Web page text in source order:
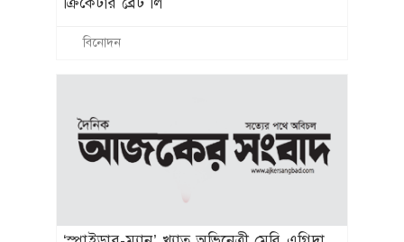
মুগ্ধ শ্রোতারা
বিনোদন
কোটি টাকায় বিক্রি হলো বিটিএস তারকা
জিমিনের সেই শার্ট
বিনোদন
কনার কণ্ঠে শুরু হলো ‘বাদলা স্মৃতি’